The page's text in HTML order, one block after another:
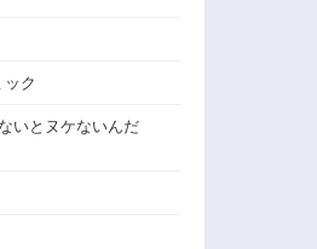
ク
いとヌケないんだ